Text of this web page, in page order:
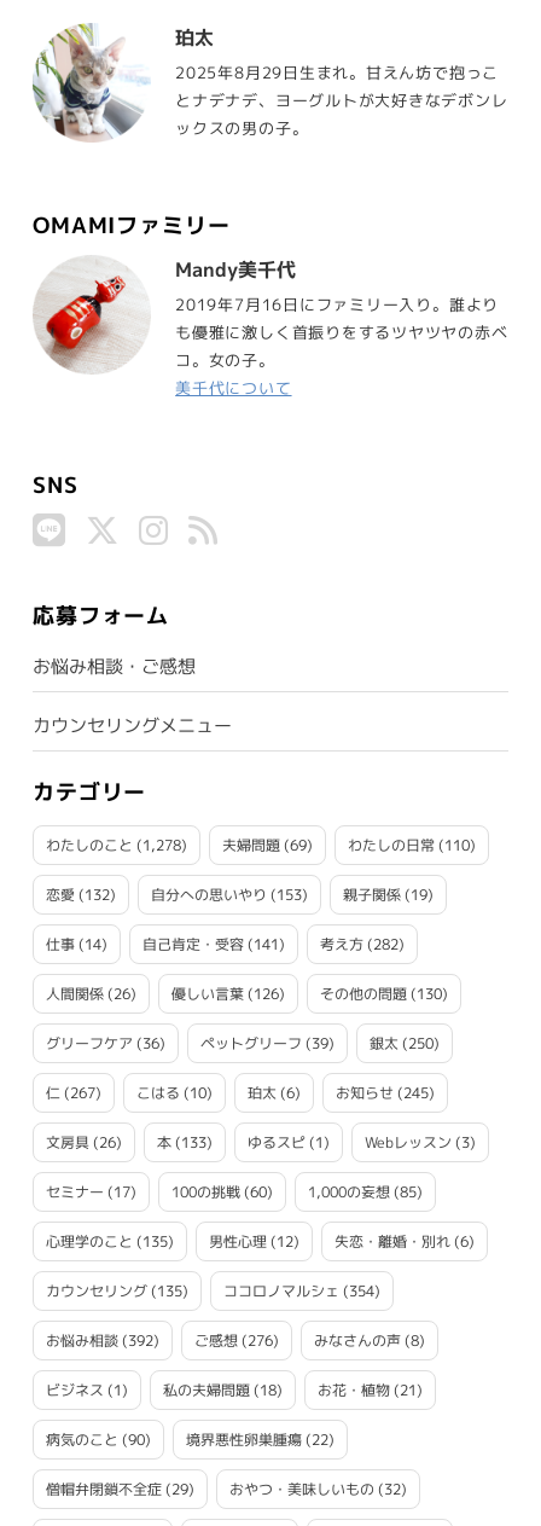
珀太
2025年8月29日生まれ。甘えん坊で抱っこ
とナデナデ、ヨーグルトが大好きなデボンレ
ックスの男の子。
OMAMIファミリー
Mandy美千代
2019年7月16日にファミリー入り。誰より
も優雅に激しく首振りをするツヤツヤの赤ベ
コ。女の子。
美千代について
SNS
応募フォーム
お悩み相談・ご感想
カウンセリングメニュー
カテゴリー
わたしのこと (1,278) 夫婦問題(69) わたしの日常(110)
恋愛 (132) 自分への思いやり (153) 親子関係(19)
仕事(14) 自己肯定・受容(141) 考え方(282)
人間関係(26) 優しい言葉(126) その他の問題(130)
グリーフケア (36) ペットグリーフ (39) 銀太 (250)
仁(267) こはる (10) 珀太 (6) お知らせ (245)
文房具(26) 本(133) ゆるスピ(1) Webレッスン (3)
セミナー (17) 100の挑戦(60) 1,000の妄想(85)
心理学のこと (135) 男性心理(12) 失恋・離婚・別れ(6)
カウンセリング(135) ココロノマルシェ (354)
お悩み相談(392) ご感想(276) みなさんの声(8)
ビジネス (1) 私の夫婦問題(18) お花・植物(21)
病気のこと (90) 境界悪性卵巣腫瘍(22)
僧帽弁閉鎖不全症(29) おやつ・美味しいもの (32)